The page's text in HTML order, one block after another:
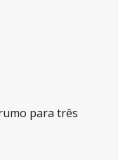
para três